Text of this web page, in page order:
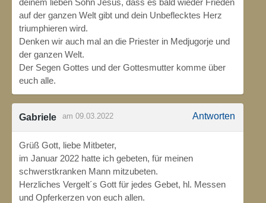
deinem lieben Sohn Jesus, dass es bald wieder Frieden
auf der ganzen Welt gibt und dein Unbeflecktes Herz
triumphieren wird.
Denken wir auch mal an die Priester in Medjugorje und
der ganzen Welt.
Der Segen Gottes und der Gottesmutter komme über
euch alle.
Gabriele am 09.03.2022 Antworten
Grüß Gott, liebe Mitbeter,
im Januar 2022 hatte ich gebeten, für meinen
schwerstkranken Mann mitzubeten.
Herzliches Vergelt´s Gott für jedes Gebet, hl. Messen
und Opferkerzen von euch allen.